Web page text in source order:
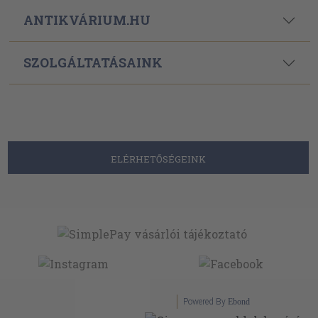
ANTIKVÁRIUM.HU
SZOLGÁLTATÁSAINK
ELÉRHETŐSÉGEINK
Powered By Ebond